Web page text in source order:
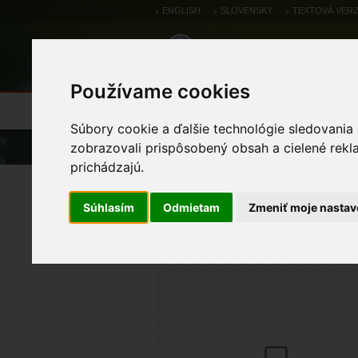
Používame cookies
Súbory cookie a ďalšie technológie
zobrazovali prispôsobený obsah a cielené
prichádzajú.
Súhlasím Odmietam Zmeniť moje
ENGLISH SLOVENSKY TEXTOVÁ
Úvod Pozorovania a výskytové dáta
Potápka hnedá (malá)